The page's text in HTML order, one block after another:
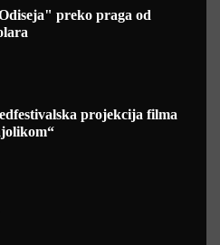
preko praga od
projekcija filma